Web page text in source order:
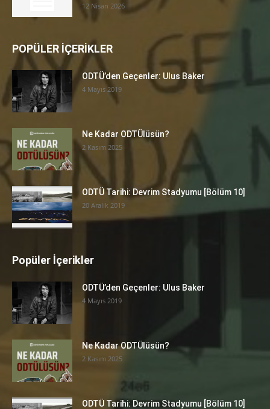
12 Nisan 2026
POPÜLER İÇERİKLER
ODTÜ’den Geçenler: Ulus Baker
4 Mayıs 2019
Ne Kadar ODTÜlüsün?
2 Kasım 2025
ODTÜ Tarihi: Devrim Stadyumu [Bölüm 10]
20 Aralık 2019
Popüler İçerikler
ODTÜ’den Geçenler: Ulus Baker
4 Mayıs 2019
Ne Kadar ODTÜlüsün?
2 Kasım 2025
ODTÜ Tarihi: Devrim Stadyumu [Bölüm 10]